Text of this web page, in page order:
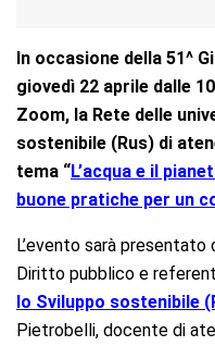
In occasione della 51^
giovedì 22 aprile dalle
Zoom, la Rete delle
sostenibile (Rus) di
tema “L’acqua e il
buone pratiche per un
L’evento sarà presentato
Diritto pubblico e
lo Sviluppo sostenibile
Pietrobelli, docente di